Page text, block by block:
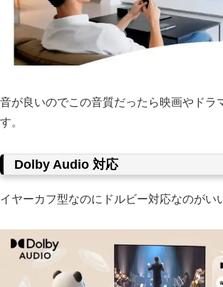
音が良いのでこの音質だったら映画やドラ
す。
Dolby Audio 対応
イヤーカフ型なのにドルビー対応なのがい